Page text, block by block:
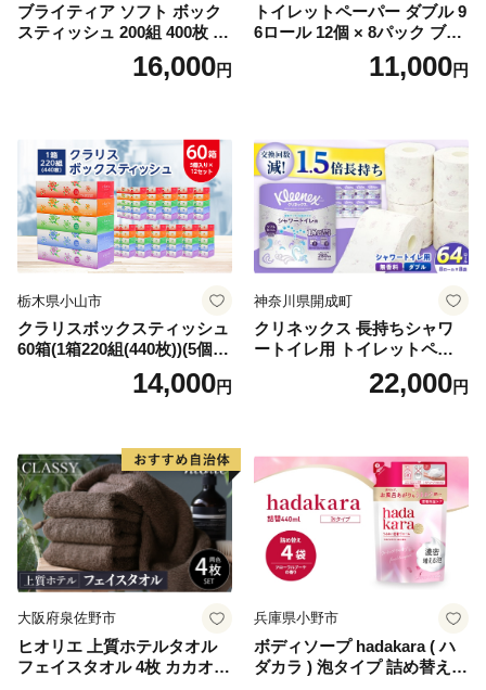
ブライティア ソフト ボック
スティッシュ 200組 400枚 60
箱 日本製 まとめ買い ティッ
シュ リサイクル 長持 防災 常
倶知安町 日用品
16,000円
トイレットペーパー ダブル 9
6ロール 12個 × 8パック ブラ
ンカ 再生紙 100％ 芯あり 日
用品 消耗品 無香料 生活用品
11,000円
栃木県小山市
クラリスボックスティッシュ
60箱(1箱220組(440枚))(5個入
り×12セット)【1256759】
14,000円
神奈川県開成町
クリネックス 長持ちシャワ
ートイレ用 トイレットペー
パー（ダブル）64ロール(8ロ
ール×8パック) 開成町 トイレ
蓄 防災 エコ 消耗品 生活雑貨
生活用品 無香料 トイレット
ペーパー ダブル といれっと
ぺーぱー トイレ クレシア ト
イレットペーパー [BDBH002
-1]
22,000円
大阪府泉佐野市
ヒオリエ 上質ホテルタオル
フェイスタオル 4枚 カカオ
兵庫県小野市
ボディソープ hadakara ( ハ
ダカラ ) 泡タイプ 詰め替え 4